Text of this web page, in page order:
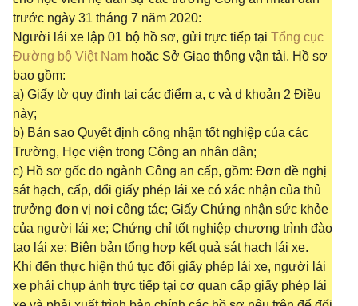
trước ngày 31 tháng 7 năm 2020:
Người lái xe lập 01 bộ hồ sơ, gửi trực tiếp tại Tổng cục
Đường bộ Việt Nam hoặc Sở Giao thông vận tải. Hồ sơ
bao gồm:
a) Giấy tờ quy định tại các điểm a, c và d khoản 2 Điều
này;
b) Bản sao Quyết định công nhận tốt nghiệp của các
Trường, Học viện trong Công an nhân dân;
c) Hồ sơ gốc do ngành Công an cấp, gồm: Đơn đề nghị
sát hạch, cấp, đổi giấy phép lái xe có xác nhận của thủ
trưởng đơn vị nơi công tác; Giấy Chứng nhận sức khỏe
của người lái xe; Chứng chỉ tốt nghiệp chương trình đào
tạo lái xe; Biên bản tổng hợp kết quả sát hạch lái xe.
Khi đến thực hiện thủ tục đổi giấy phép lái xe, người lái
xe phải chụp ảnh trực tiếp tại cơ quan cấp giấy phép lái